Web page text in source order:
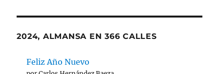
2024, ALMANSA EN 366 CALLES
Feliz Año Nuevo